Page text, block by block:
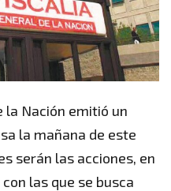
la Nación emitió un
la mañana de este
serán las acciones, en
las que se busca